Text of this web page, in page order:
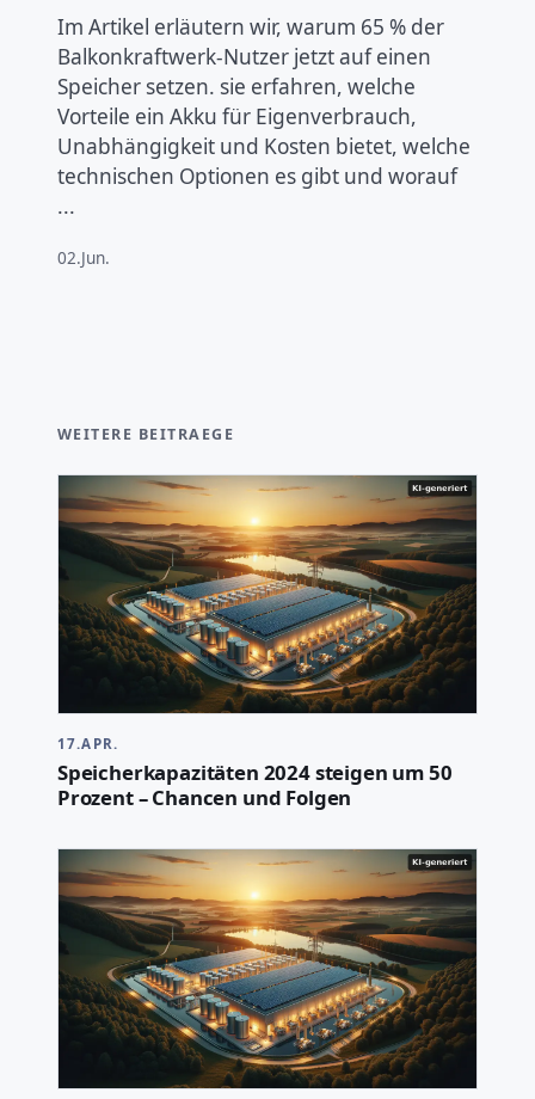
Im Artikel erläutern wir, warum 65 % der
Balkonkraftwerk-Nutzer jetzt auf einen
Speicher setzen. sie erfahren, welche
Vorteile ein Akku für Eigenverbrauch,
Unabhängigkeit und Kosten bietet, welche
technischen Optionen es gibt und worauf
...
02.Jun.
WEITERE BEITRAEGE
17.APR.
Speicherkapazitäten 2024 steigen um 50
Prozent – Chancen und Folgen